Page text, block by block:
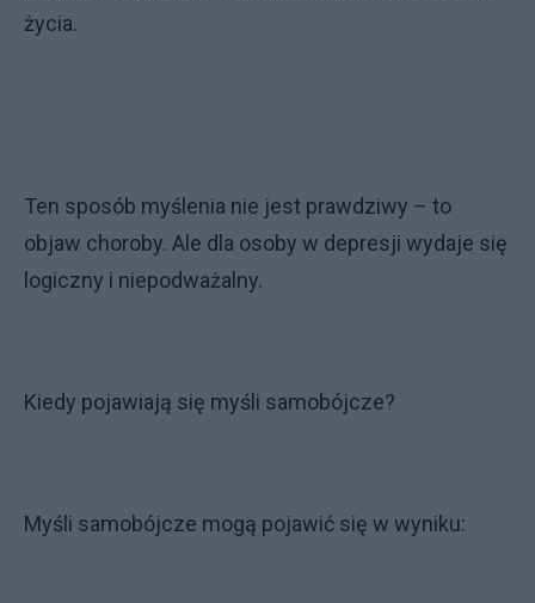
życia.
Ten sposób myślenia nie jest prawdziwy – to
objaw choroby. Ale dla osoby w depresji wydaje się
logiczny i niepodważalny.
Kiedy pojawiają się myśli samobójcze?
Myśli samobójcze mogą pojawić się w wyniku: